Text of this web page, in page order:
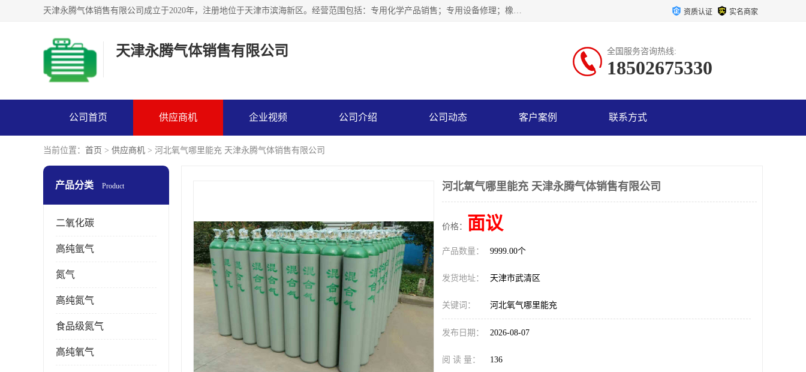
天津永腾气体销售有限公司成立于2020年，注册地位于天津市滨海新区。经营范围包括：专用化学产品销售；专用设备修理；橡胶制品销售；气体压缩机械销售；特种设备销售；仪器仪表销售；机械设备租赁；五金产品批发；食品添加剂销售等，主要供应：氧气、乙炔、氮气、氩气、氢气、氦气、液氨、液氮、一氧化碳、二氧化碳等，各种工业气体，高纯气体，食品级气体。 资质认证 实名商家
天津永腾气体销售有限公司 全国服务咨询热线:
18502675330
公司首页 供应商机 企业视频 公司介绍 公司动态 客户案例 联系方式
当前位置： 首页 > 供应商机 > 河北氧气哪里能充 天津永腾气体销售有限公司
产品分类 Product
二氧化碳
高纯氩气
氮气
高纯氮气
食品级氮气
高纯氧气
河北氧气哪里能充 天津永腾气体销售有限公司
价格： 面议
产品数量： 9999.00个
发货地址： 天津市武清区
关键词： 河北氧气哪里能充
发布日期： 2026-08-07
阅 读 量： 136